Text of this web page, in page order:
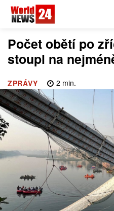
Počet obětí po
stoupl na
ZPRÁVY 2 min.